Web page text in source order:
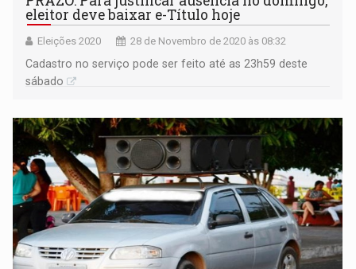
eleitor deve baixar e-Título hoje
Eleições 2020 28 de Novembro de 2020 às 08:32
Cadastro no serviço pode ser feito até as 23h59 deste
sábado